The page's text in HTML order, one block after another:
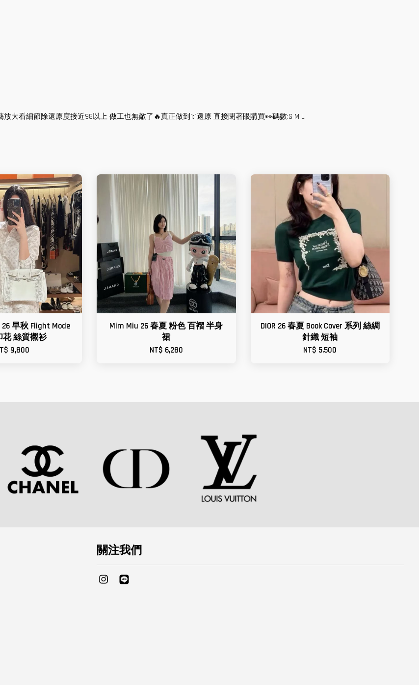
看細節除還原度接近98以上 做工也無敵了🔥真正做到1:1還原 直接閉著眼購買👀碼數:S M L
早秋 Flight Mode
花 絲質襯衫
9,800
Mim Miu 26 春夏 粉色 百褶 半身
裙
NT$ 6,280
DIOR 26 春夏 Book Cover 系列 絲綢
針織 短袖
NT$ 5,500
關注我們
Instagram